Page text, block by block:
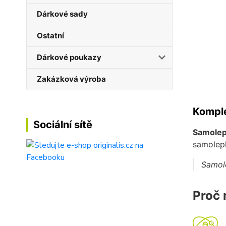
Dárkové sady
Ostatní
Dárkové poukazy
Zakázková výroba
Sociální sítě
Proč